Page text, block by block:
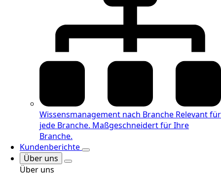
Wissensmanagement nach Branche Relevant für
jede Branche. Maßgeschneidert für Ihre
Branche.
Kundenberichte
Über uns
Über uns